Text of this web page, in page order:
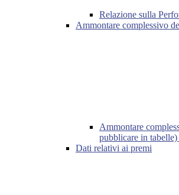
Relazione sulla
Ammontare complessivo
Ammontare
pubblicare in tabelle)
Dati relativi ai premi